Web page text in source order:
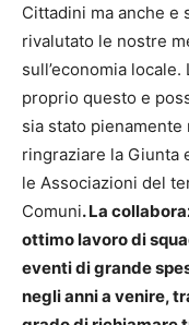
Cittadini ma anche e
rivalutato le nostre
sull’economia
proprio questo e
sia stato
ringraziare la Giunta
le Associazioni del
Comuni. La
ottimo lavoro di
eventi di grande
negli anni a venire,